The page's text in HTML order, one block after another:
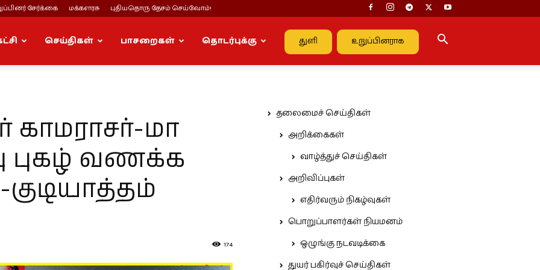
சேர்க்கை மக்களரசு புதியதொரு தேசம் செய்வோம்!
துளி உறுப்பினராக
செய்திகள் பாசறைகள் தொடர்புக்கு
மா
புகழ் வணக்க
174
தலைமைச் செய்திகள்
அறிக்கைகள்
வாழ்த்துச் செய்திகள்
அறிவிப்புகள்
எதிர்வரும் நிகழ்வுகள்
பொறுப்பாளர்கள் நியமனம்
ஒழுங்கு நடவடிக்கை
துயர் பகிர்வுச் செய்திகள்